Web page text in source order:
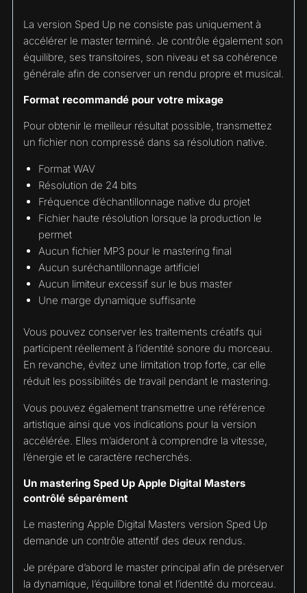
La version Sped Up ne consiste pas uniquement à
accélérer le master terminé. Je contrôle également son
équilibre, ses transitoires, son niveau et sa cohérence
générale afin de conserver un rendu propre et musical.
Format recommandé pour votre mixage
Pour obtenir le meilleur résultat possible, transmettez
un fichier non compressé dans sa résolution native.
Format WAV
Résolution de 24 bits
Fréquence d’échantillonnage native du projet
Fichier haute résolution lorsque la production le
permet
Aucun fichier MP3 pour le mastering final
Aucun suréchantillonnage artificiel
Aucun limiteur excessif sur le bus master
Une marge dynamique suffisante
Vous pouvez conserver les traitements créatifs qui
participent réellement à l’identité sonore du morceau.
En revanche, évitez une limitation trop forte, car elle
réduit les possibilités de travail pendant le mastering.
Vous pouvez également transmettre une référence
artistique ainsi que vos indications pour la version
accélérée. Elles m’aideront à comprendre la vitesse,
l’énergie et le caractère recherchés.
Un mastering Sped Up Apple Digital Masters
contrôlé séparément
Le mastering Apple Digital Masters version Sped Up
demande un contrôle attentif des deux rendus.
Je prépare d’abord le master principal afin de préserver
la dynamique, l’équilibre tonal et l’identité du morceau.